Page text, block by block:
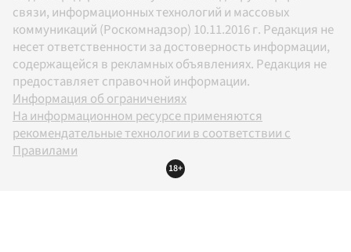
связи, информационных технологий и массовых
коммуникаций (Роскомнадзор) 10.11.2016 г. Редакция не
несет ответственности за достоверность информации,
содержащейся в рекламных объявлениях. Редакция не
предоставляет справочной информации.
Информация об ограничениях
На информационном ресурсе применяются
рекомендательные технологии в соответствии с
Правилами
18+